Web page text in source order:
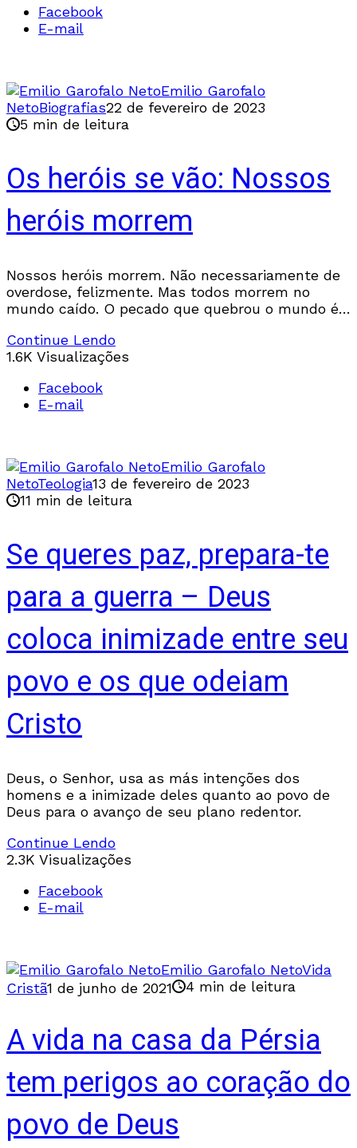
Facebook
E-mail
Emilio Garofalo
NetoBiografias22 de fevereiro de 2023
5 min de leitura
Os heróis se vão: Nossos
heróis morrem
Nossos heróis morrem. Não necessariamente de
overdose, felizmente. Mas todos morrem no
mundo caído. O pecado que quebrou o mundo é
Continue Lendo
1.6K Visualizações
Facebook
E-mail
Emilio Garofalo
NetoTeologia13 de fevereiro de 2023
11 min de leitura
Se queres paz, prepara-te
para a guerra – Deus
coloca inimizade entre seu
povo e os que odeiam
Cristo
Deus, o Senhor, usa as más intenções dos
homens e a inimizade deles quanto ao povo de
Deus para o avanço de seu plano redentor.
Continue Lendo
2.3K Visualizações
Facebook
E-mail
Emilio Garofalo NetoVida
Cristã1 de junho de 2021 4 min de leitura
A vida na casa da Pérsia
tem perigos ao coração do
povo de Deus